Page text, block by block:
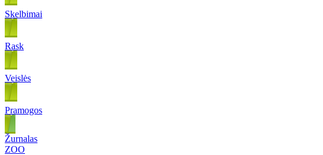
Skelbimai
Rask
Veislės
Pramogos
Žurnalas
ZOO